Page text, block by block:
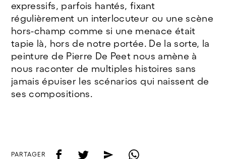
expressifs, parfois hantés, fixant
régulièrement un interlocuteur ou une scène
hors-champ comme si une menace était
tapie là, hors de notre portée. De la sorte, la
peinture de Pierre De Peet nous amène à
nous raconter de multiples histoires sans
jamais épuiser les scénarios qui naissent de
ses compositions.
PARTAGER f t e w